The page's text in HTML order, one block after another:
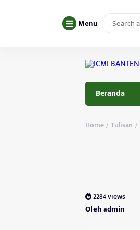
Menu
Beranda
Home / Tulisan /
2284 views
Oleh admin